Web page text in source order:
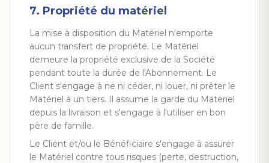
7. Propriété du matériel
La mise à disposition du Matériel n'emporte
aucun transfert de propriété. Le Matériel
demeure la propriété exclusive de la Société
pendant toute la durée de l'Abonnement. Le
Client s'engage à ne ni céder, ni louer, ni prêter le
Matériel à un tiers. Il assume la garde du Matériel
depuis la livraison et s'engage à l'utiliser en bon
père de famille.
Le Client et/ou le Bénéficiaire s'engage à assurer
le Matériel contre tous risques (perte, destruction,